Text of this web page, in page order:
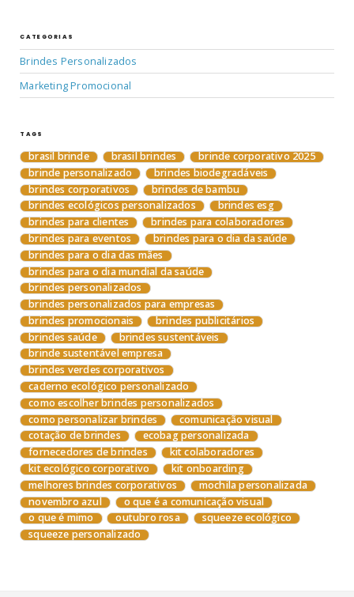
CATEGORIAS
Brindes Personalizados
Marketing Promocional
TAGS
brasil brinde brasil brindes
brinde corporativo 2025
brinde personalizado
brindes biodegradáveis
brindes corporativos
brindes de bambu
brindes ecológicos personalizados
brindes esg
brindes para clientes
brindes para colaboradores
brindes para eventos
brindes para o dia da saúde
brindes para o dia das mães
brindes para o dia mundial da saúde
brindes personalizados
brindes personalizados para empresas
brindes promocionais
brindes publicitários
brindes saúde
brindes sustentáveis
brinde sustentável empresa
brindes verdes corporativos
caderno ecológico personalizado
como escolher brindes personalizados
como personalizar brindes
comunicação visual
cotação de brindes
ecobag personalizada
fornecedores de brindes
kit colaboradores
kit ecológico corporativo
kit onboarding
melhores brindes corporativos
mochila personalizada
novembro azul
o que é a comunicação visual
o que é mimo
outubro rosa
squeeze ecológico
squeeze personalizado